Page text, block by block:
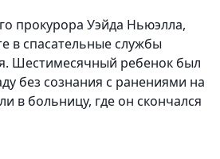
прокурора Уэйда Ньюэлла,
в спасательные службы
Шестимесячный ребенок был
без сознания с ранениями на
в больницу, где он скончался